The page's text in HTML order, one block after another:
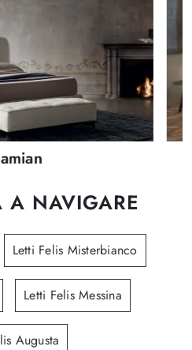
A NAVIGARE
Letti Felis Misterbianco
Letti Felis Messina
Augusta